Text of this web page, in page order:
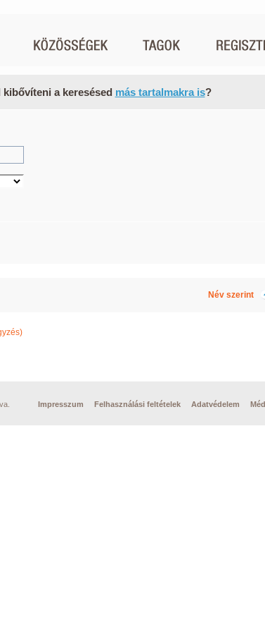
a keresésed más tartalmakra is?
Név szerint
Impresszum Felhasználási feltételek Adatvédelem